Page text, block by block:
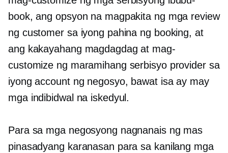
book, ang opsyon na magpakita ng mga review
ng customer sa iyong pahina ng booking, at
ang kakayahang magdagdag at mag-
customize ng maramihang serbisyo provider sa
iyong account ng negosyo, bawat isa ay may
mga indibidwal na iskedyul.
Para sa mga negosyong nagnanais ng mas
pinasadyang karanasan para sa kanilang mga